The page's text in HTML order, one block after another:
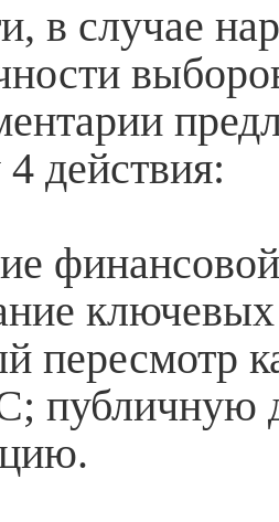
в случае
действия:
пересмотр
публичную